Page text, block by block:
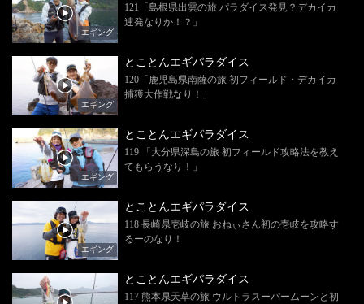
エギング
121「島根県出雲の旅 パラダイス発見？デカイカ
連発なりか！？」
エギング
とことんエギパラダイス
120「鹿児島県南薩の旅 初フィールド・デカイカ
捕獲大作戦なり！」
エギング
とことんエギパラダイス
119 「大分県深島の旅 初フィールド攻略法を教え
てもらうなり！」
エギング
とことんエギパラダイス
118 長崎県壱岐の旅 おねぃさん初の壱岐を攻略す
るーのなり！
とことんエギパラダイス
117 熊本県天草の旅 ウルトラスーパームーンと初